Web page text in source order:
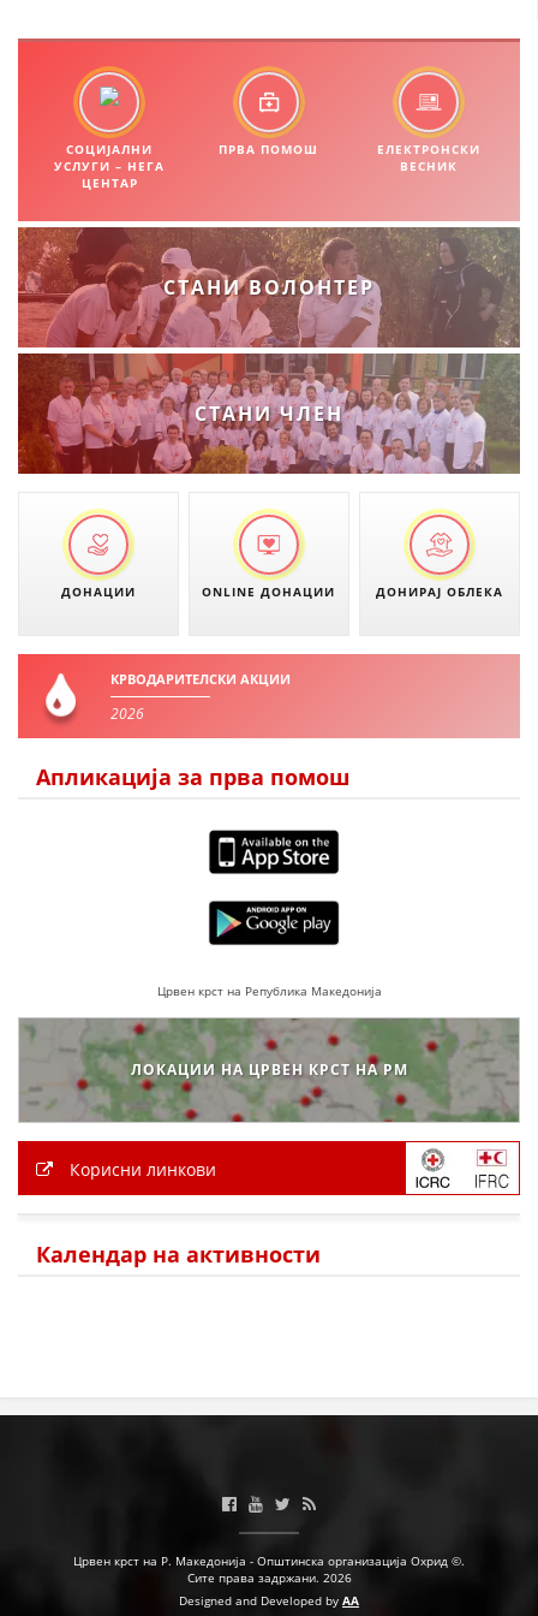
ЗНАЧЕЊЕ НА СЛУЖБАТА ЗА БАРАЊЕ
ФОРМУЛАРИ ЗА БАРАЊА
ЗДРАВСТВЕНО ПРЕВЕНТИВНА ДЕЈНОСТ
КРВОДАРИТЕЛСТВО
ИНФОРМАЦИИ ЗА БОЛЕСТИ
МЕНАЏМЕНТ НА ВОЛОНТЕРИ
ЗА НАС
ДЕЈСТВУВАЊЕ
СТРАТЕГИИ
ЕДУКАТИВНО ИНФОРМАТИВНИ МАТЕРИЈАЛИ
ПОСТЕРИ
ПРЕЗЕНТАЦИИ
СОЦИЈАЛНИ
УСЛУГИ – НЕГА
ЦЕНТАР
ПРВА ПОМОШ
ЕЛЕКТРОНСКИ
ВЕСНИК
СТАНИ ВОЛОНТЕР
СТАНИ ЧЛЕН
ДОНАЦИИ ONLINE ДОНАЦИИ ДОНИРАЈ ОБЛЕКА
КРВОДАРИТЕЛСКИ АКЦИИ
2026
Апликација за прва помош
Црвен крст на Република Македонија
ЛОКАЦИИ НА ЦРВЕН КРСТ НА РМ
Корисни линкови
Календар на активности
Црвен крст на Р. Македонија - Општинска организација Охрид ©.
Сите права задржани. 2026
Designed and Developed by AA